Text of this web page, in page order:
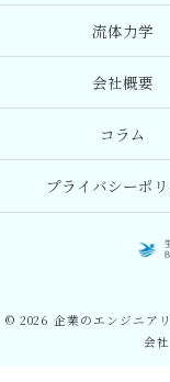
流体力学
会社概要
コラム
プライバシーポ
© 2026 企業のエンジニア
会